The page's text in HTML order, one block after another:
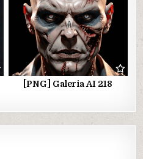
[PNG] Galeria AI 218